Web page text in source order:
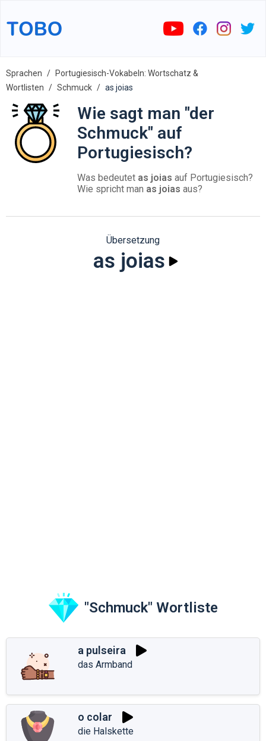
Sprachen
Portugiesisch-Vokabeln: Wortschatz &
Wortlisten
Schmuck as joias
Wie sagt man "der
Schmuck" auf
Portugiesisch?
Was bedeutet as joias auf Portugiesisch?
Wie spricht man as joias aus?
Übersetzung
as joias
"Schmuck" Wortliste
a pulseira
das Armband
o colar
die Halskette